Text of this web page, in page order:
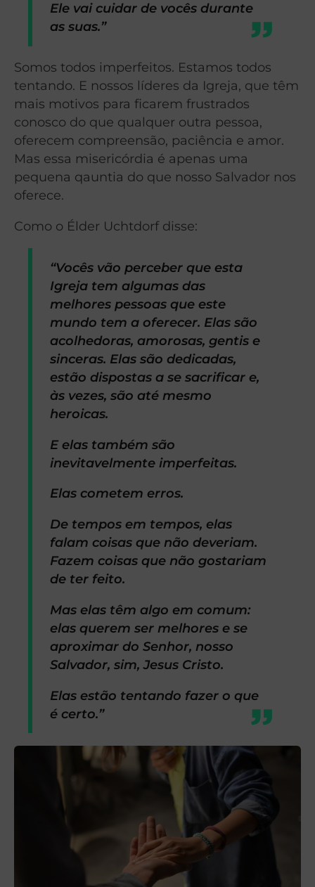
Ele vai cuidar de vocês durante
as suas.”
Somos todos imperfeitos. Estamos todos
tentando. E nossos líderes da Igreja, que têm
mais motivos para ficarem frustrados
conosco do que qualquer outra pessoa,
oferecem compreensão, paciência e amor.
Mas essa misericórdia é apenas uma
pequena qauntia do que nosso Salvador nos
oferece.
Como o Élder Uchtdorf disse:
“Vocês vão perceber que esta
Igreja tem algumas das
melhores pessoas que este
mundo tem a oferecer. Elas são
acolhedoras, amorosas, gentis e
sinceras. Elas são dedicadas,
estão dispostas a se sacrificar e,
às vezes, são até mesmo
heroicas.
E elas também são
inevitavelmente imperfeitas.
Elas cometem erros.
De tempos em tempos, elas
falam coisas que não deveriam.
Fazem coisas que não gostariam
de ter feito.
Mas elas têm algo em comum:
elas querem ser melhores e se
aproximar do Senhor, nosso
Salvador, sim, Jesus Cristo.
Elas estão tentando fazer o que
é certo.”